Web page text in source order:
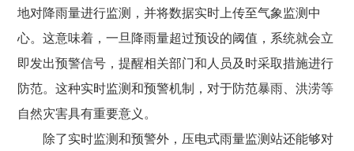
地对降雨量进行监测，并将数据实时上传至气象监测中
心。这意味着，一旦降雨量超过预设的阈值，系统就会立
即发出预警信号，提醒相关部门和人员及时采取措施进行
防范。这种实时监测和预警机制，对于防范暴雨、洪涝等
自然灾害具有重要意义。
除了实时监测和预警外，压电式雨量监测站还能够对